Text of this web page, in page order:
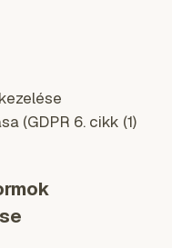
(GDPR 6. cikk (1)